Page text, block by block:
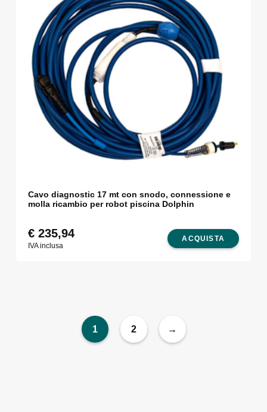
Cavo diagnostic 17 mt con snodo, connessione e
molla ricambio per robot piscina Dolphin
ACQUISTA
€235,94
IVA inclusa
1 2 →